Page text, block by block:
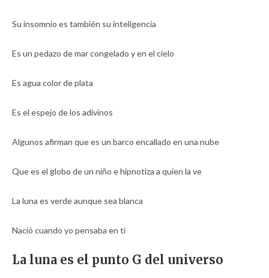
Su insomnio es también su inteligencia
Es un pedazo de mar congelado y en el cielo
Es agua color de plata
Es el espejo de los adivinos
Algunos afirman que es un barco encallado en una nube
Que es el globo de un niño e hipnotiza a quien la ve
La luna es verde aunque sea blanca
Nació cuando yo pensaba en ti
La luna es el punto G del universo